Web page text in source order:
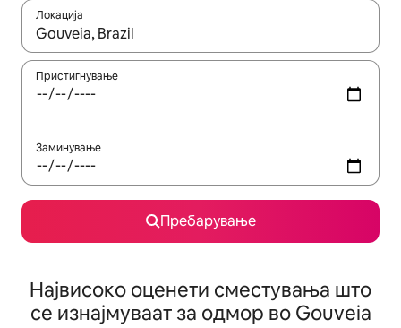
Локација
Кога резултатите се достапни, движете се со копчињата
Пристигнување
Заминување
Пребарување
Највисоко оценети сместувања што
се изнајмуваат за одмор во Gouveia